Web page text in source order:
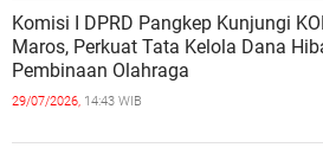
Komisi I DPRD Pangkep Kunjungi
Maros, Perkuat Tata Kelola Dana
Pembinaan Olahraga
29/07/2026, 14:43 WIB